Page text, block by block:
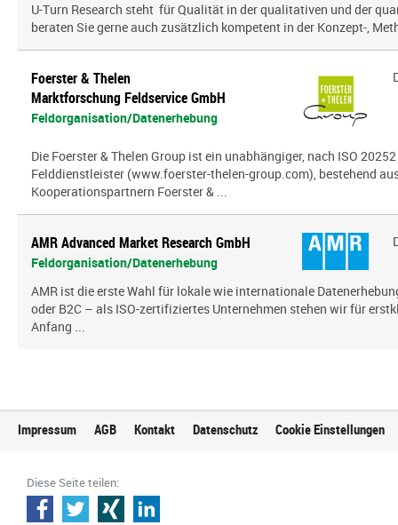
U-Turn Research steht für Qualität in der qualitativen und der
beraten Sie gerne auch zusätzlich kompetent in der Konzept-,
Foerster & Thelen
Marktforschung Feldservice GmbH
Feldorganisation/Datenerhebung
Die Foerster & Thelen Group ist ein unabhängiger, nach ISO
Felddienstleister (www.foerster-thelen-group.com), bestehend
Kooperationspartnern Foerster & ...
AMR Advanced Market Research GmbH
Feldorganisation/Datenerhebung
AMR ist die erste Wahl für lokale wie internationale
oder B2C – als ISO-zertifiziertes Unternehmen stehen wir für
Anfang ...
Impressum AGB Kontakt Datenschutz Cookie Einstellungen
Diese Seite teilen: